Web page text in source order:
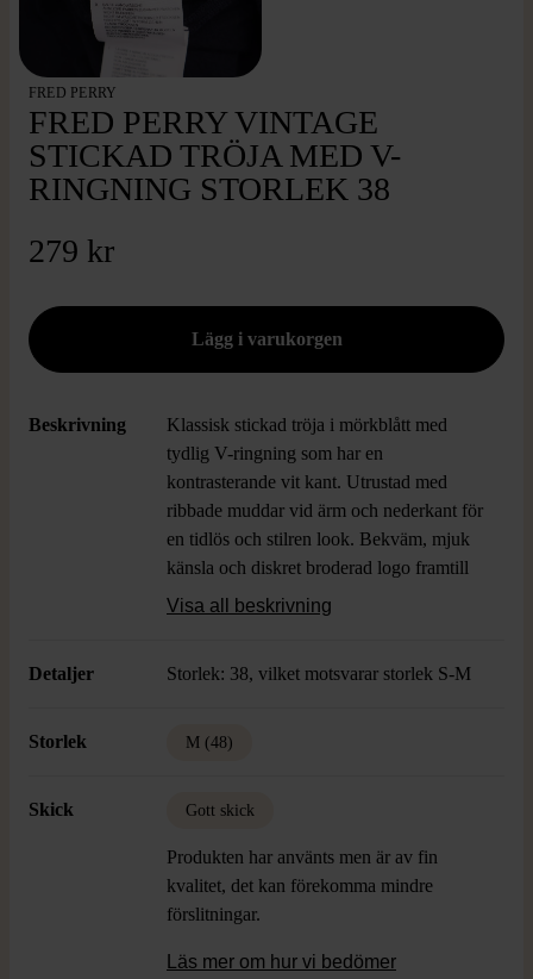
FRED PERRY
FRED PERRY VINTAGE
STICKAD TRÖJA MED V-
RINGNING STORLEK 38
279 kr
Beskrivning
Klassisk stickad tröja i mörkblått med
tydlig V-ringning som har en
kontrasterande vit kant. Utrustad med
ribbade muddar vid ärm och nederkant för
en tidlös och stilren look. Bekväm, mjuk
känsla och diskret broderad logo framtill
som ger extra karaktär. Passar till det
Visa all beskrivning
Detaljer Storlek: 38, vilket motsvarar storlek S-M
Storlek M (48)
Skick Gott skick
Produkten har använts men är av fin
kvalitet, det kan förekomma mindre
förslitningar.
Läs mer om hur vi bedömer